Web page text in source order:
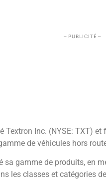
– PUBLICITÉ –
Textron Inc. (NYSE: TXT)
de véhicules hors
sa gamme de produits, en
les classes et catégories